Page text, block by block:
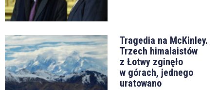
Tragedia na McKinley.
Trzech himalaistów
z Łotwy zginęło
w górach, jednego
uratowano